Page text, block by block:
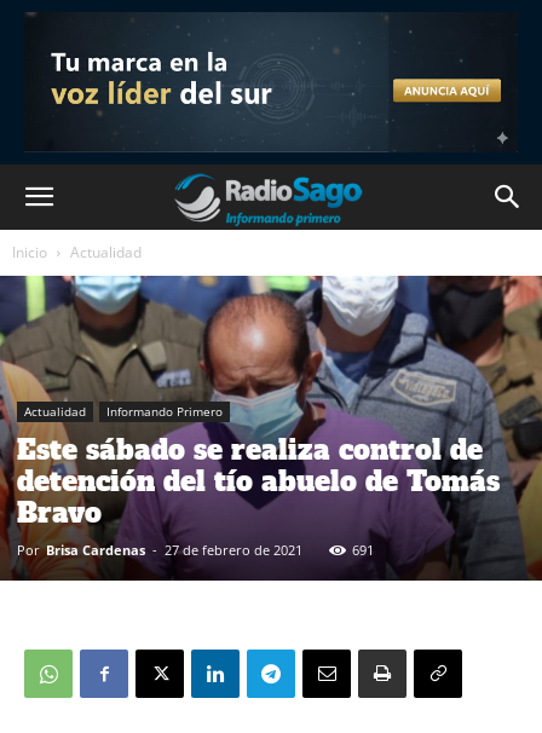
Inicio Actualidad
Actualidad Informando Primero
Este sábado se realiza control de
detención del tío abuelo de Tomás
Bravo
Por Brisa Cardenas - 27 de febrero de 2021 691